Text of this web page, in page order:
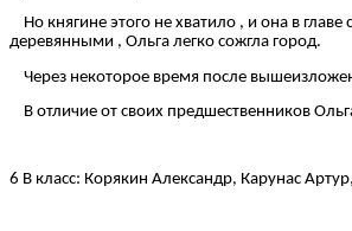
Но княгине этого не хватило , и она в
деревянными , Ольга легко сожгла город.
Через некоторое время после
В отличие от своих предшественников
6 В класс: Корякин Александр, Карунас